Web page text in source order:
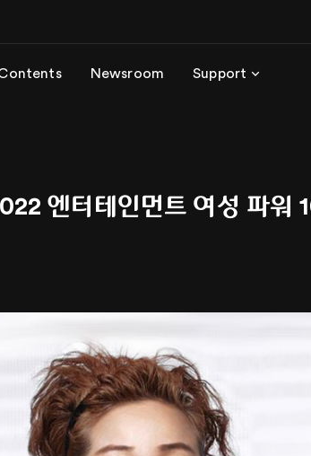
Newsroom Support
엔터테인먼트 여성 파워